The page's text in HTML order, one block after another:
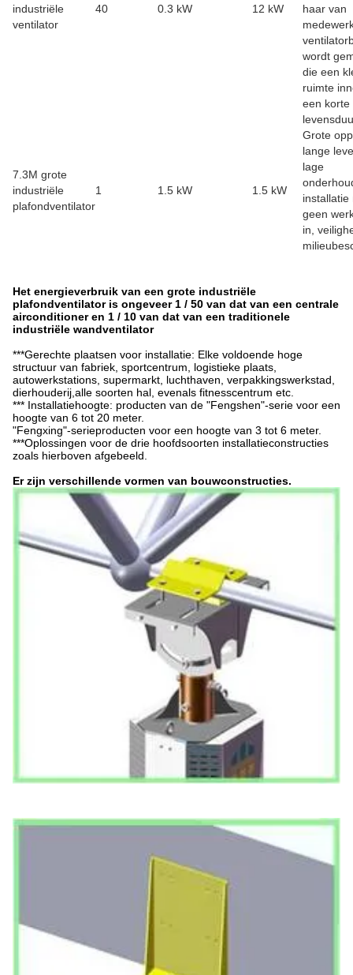
industriële
ventilator
40 0.3 kW 12 kW
haar van
wordt
die een
ruimte
een korte
7.3M grote
industriële
plafondventilator
1 1.5 kW 1.5 kW
Grote
lange
lage
installatie
geen
in,
Het energieverbruik van een grote industriële
plafondventilator is ongeveer 1 / 50 van dat van een centrale
airconditioner en 1 / 10 van dat van een traditionele
industriële wandventilator
***Gerechte plaatsen voor installatie: Elke voldoende hoge
structuur van fabriek, sportcentrum, logistieke plaats,
autowerkstations, supermarkt, luchthaven, verpakkingswerkstad,
dierhouderij,alle soorten hal, evenals fitnesscentrum etc.
*** Installatiehoogte: producten van de "Fengshen"-serie voor een
hoogte van 6 tot 20 meter.
"Fengxing"-serieproducten voor een hoogte van 3 tot 6 meter.
***Oplossingen voor de drie hoofdsoorten installatieconstructies
zoals hierboven afgebeeld.
Er zijn verschillende vormen van bouwconstructies.